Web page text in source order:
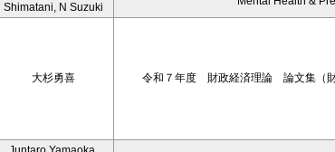
Shimatani, N Suzuki
大杉勇喜 令和７年度 財政経済理論 論文集（財